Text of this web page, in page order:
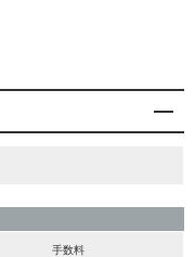
手数料